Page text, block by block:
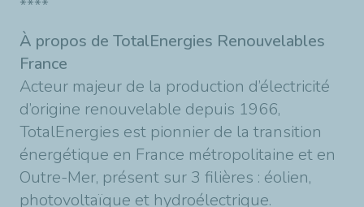
****
À propos de TotalEnergies Renouvelables
France
Acteur majeur de la production d’électricité
d’origine renouvelable depuis 1966,
TotalEnergies est pionnier de la transition
énergétique en France métropolitaine et en
Outre-Mer, présent sur 3 filières : éolien,
photovoltaïque et hydroélectrique.